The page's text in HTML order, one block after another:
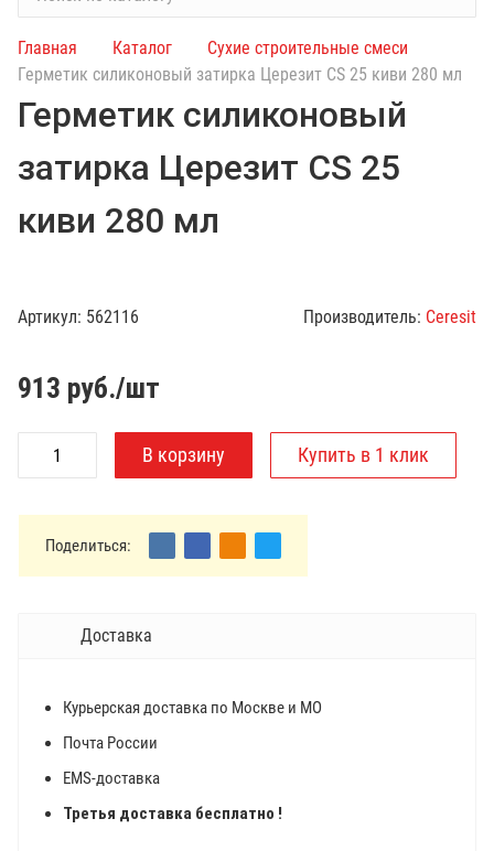
и
с
к
т
г
Главная Каталог
Сухие строительные смеси
Герметик силиконовый затирка Церезит CS 25 киви 280 мл
Герметик силиконовый
затирка Церезит CS 25
киви 280 мл
Артикул: 562116 Производитель: Ceresit
913 руб./шт
Поделиться:
Доставка
Курьерская доставка по Москве и МО
Почта России
EMS-доставка
Третья доставка бесплатно !